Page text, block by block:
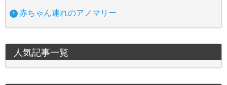
赤ちゃん連れのアノマリー
人気記事一覧